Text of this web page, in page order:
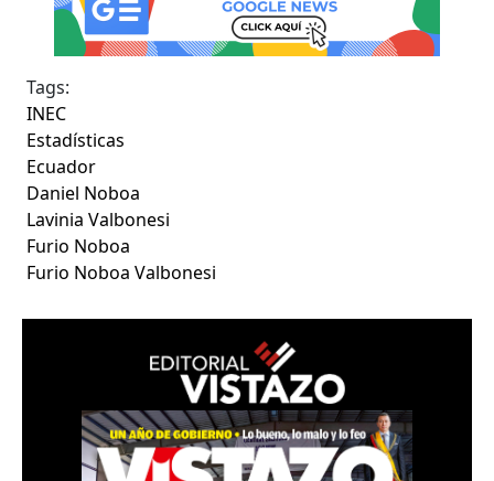
Tags:
INEC
Estadísticas
Ecuador
Daniel Noboa
Lavinia Valbonesi
Furio Noboa
Furio Noboa Valbonesi